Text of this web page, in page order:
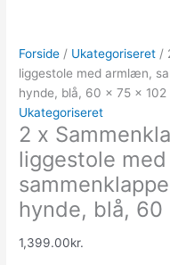
Forside / Ukategoriseret /
liggestole med armlæn,
hynde, blå, 60 x 75 x 102
Ukategoriseret
2 x
liggestole
hynde, blå,
1,399.00kr.